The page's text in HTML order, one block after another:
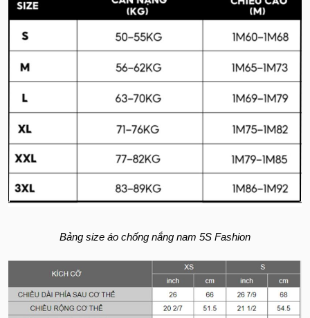
Bảng size áo chống nắng nam 5S Fashion